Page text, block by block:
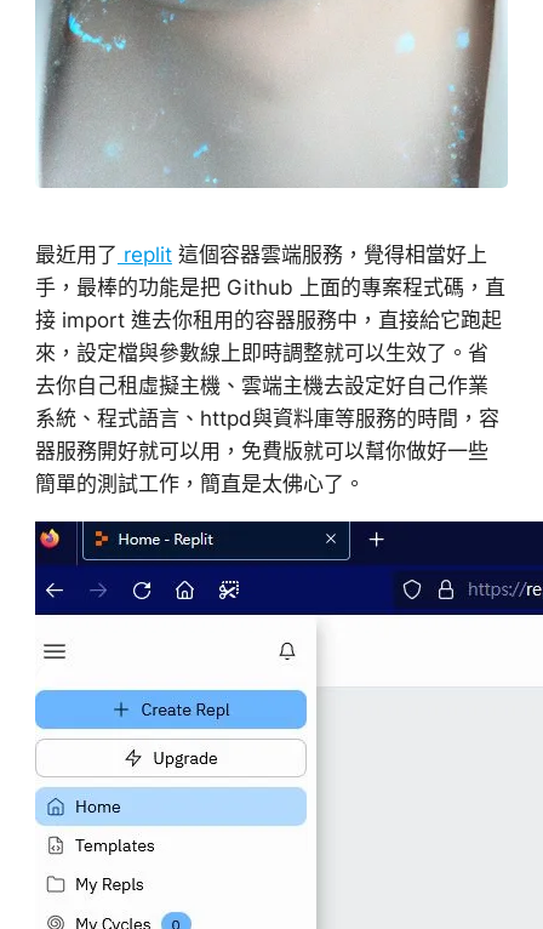
最近用了 replit這個容器雲端服務，覺得相當好上
手，最棒的功能是把 Github 上面的專案程式碼，直
接 import 進去你租用的容器服務中，直接給它跑起
來，設定檔與參數線上即時調整就可以生效了。省
去你自己租虛擬主機、雲端主機去設定好自己作業
系統、程式語言、httpd與資料庫等服務的時間，容
器服務開好就可以用，免費版就可以幫你做好一些
簡單的測試工作，簡直是太佛心了。